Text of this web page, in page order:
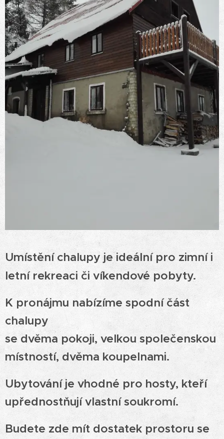
Umístění chalupy je ideální pro zimní i
letní rekreaci či víkendové pobyty.
K pronájmu nabízíme spodní část
chalupy
se dvěma pokoji, velkou společenskou
místností, dvěma koupelnami.
Ubytování je vhodné pro hosty, kteří
upřednostňují vlastní soukromí.
Budete zde mít dostatek prostoru se